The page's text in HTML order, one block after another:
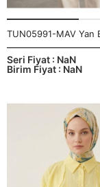
Birim Fiyat : NaN
Seri Fiyat : NaN